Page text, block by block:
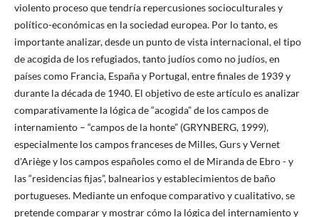
violento proceso que tendría repercusiones socioculturales y
político-económicas en la sociedad europea. Por lo tanto, es
importante analizar, desde un punto de vista internacional, el tipo
de acogida de los refugiados, tanto judíos como no judíos, en
países como Francia, España y Portugal, entre finales de 1939 y
durante la década de 1940. El objetivo de este artículo es analizar
comparativamente la lógica de “acogida” de los campos de
internamiento – “campos de la honte” (GRYNBERG, 1999),
especialmente los campos franceses de Milles, Gurs y Vernet
d'Ariège y los campos españoles como el de Miranda de Ebro - y
las “residencias fijas”, balnearios y establecimientos de baño
portugueses. Mediante un enfoque comparativo y cualitativo, se
pretende comparar y mostrar cómo la lógica del internamiento y